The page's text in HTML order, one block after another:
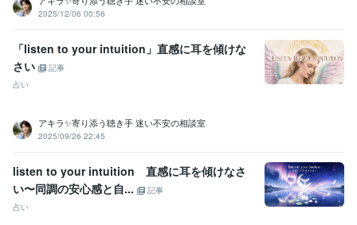
チナランクに昇格できました❤️
資格・検定
金融渉外技能審査（FP3級）
宅地建物取引士（旧 宅地建物取引主任者） 取得年 : 2011年
マイクロソフト オフィス スペシャリスト（MOS）
中型自動車第二種運転免許 取得年 : 2018年
乙種危険物取扱者
ビジネス・クリエイティブツール
Excel:3年PowerPoint:3年Word:3年
Google スプレッドシート:3年
Canva:0年
2025/12/06 00:56
「listen to your intuition」直感に耳を傾けな
さい
記事
占い
アキラ✨寄り添う聴き手 迷い不安の相談室
2025/09/26 22:45
listen to your intuition 直感に耳を傾けなさ
い〜同調の安心感と自...
記事
占い